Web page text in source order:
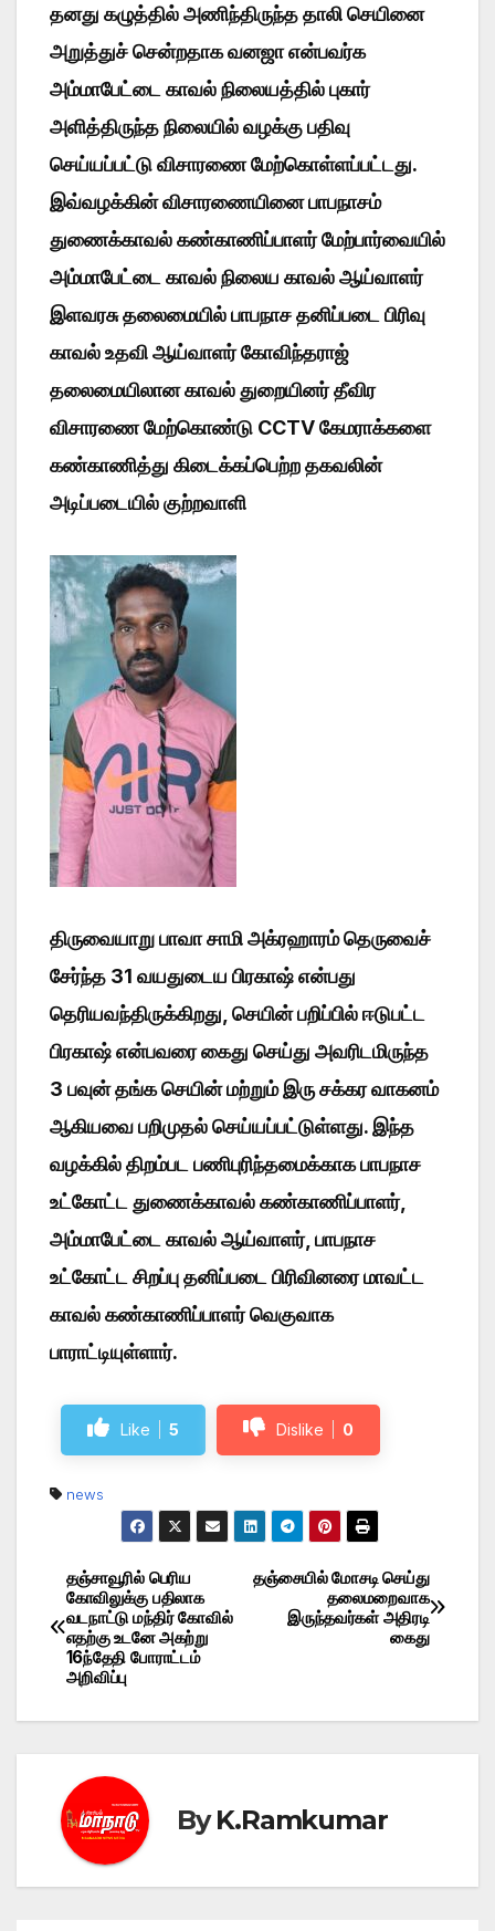
தனது கழுத்தில் அணிந்திருந்த தாலி செயினை
அறுத்துச் சென்றதாக வனஜா என்பவர்க
அம்மாபேட்டை காவல் நிலையத்தில் புகார்
அளித்திருந்த நிலையில் வழக்கு பதிவு
செய்யப்பட்டு விசாரணை மேற்கொள்ளப்பட்டது.
இவ்வழக்கின் விசாரணையினை பாபநாசம்
துணைக்காவல் கண்காணிப்பாளர் மேற்பார்வையில்
அம்மாபேட்டை காவல் நிலைய காவல் ஆய்வாளர்
இளவரசு தலைமையில் பாபநாச தனிப்படை பிரிவு
காவல் உதவி ஆய்வாளர் கோவிந்தராஜ்
தலைமையிலான காவல் துறையினர் தீவிர
விசாரணை மேற்கொண்டு CCTV கேமராக்களை
கண்காணித்து கிடைக்கப்பெற்ற தகவலின்
அடிப்படையில் குற்றவாளி
திருவையாறு பாவா சாமி அக்ரஹாரம் தெருவைச்
சேர்ந்த 31 வயதுடைய பிரகாஷ் என்பது
தெரியவந்திருக்கிறது, செயின் பறிப்பில் ஈடுபட்ட
பிரகாஷ் என்பவரை கைது செய்து அவரிடமிருந்த
3 பவுன் தங்க செயின் மற்றும் இரு சக்கர வாகனம்
ஆகியவை பறிமுதல் செய்யப்பட்டுள்ளது.இந்த
வழக்கில் திறம்பட பணிபுரிந்தமைக்காக பாபநாச
உட்கோட்ட துணைக்காவல் கண்காணிப்பாளர்,
அம்மாபேட்டை காவல் ஆய்வாளர், பாபநாச
உட்கோட்ட சிறப்பு தனிப்படை பிரிவினரை மாவட்ட
காவல் கண்காணிப்பாளர் வெகுவாக
பாராட்டியுள்ளார்.
Like 5 Dislike 0
news
Post
navigation
தஞ்சையில் மோசடி செய்து
தலைமறைவாக
இருந்தவர்கள் அதிரடி
கைது
தஞ்சாவூரில் பெரிய
கோவிலுக்கு பதிலாக
வடநாட்டு மந்திர் கோவில்
எதற்கு உடனே அகற்று
16ந்தேதி போராட்டம்
அறிவிப்பு
ByK.Ramkumar